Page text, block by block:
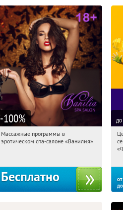
-100%
18:07:39 Получили:
Массажные программы в
эротическом спа-салоне «Ванилия»
Бесплатно
до
от